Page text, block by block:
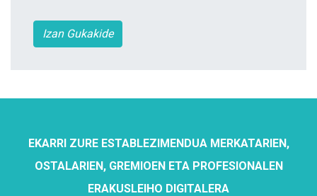
Izan Gukakide
EKARRI ZURE ESTABLEZIMENDUA MERKATARIEN,
OSTALARIEN, GREMIOEN ETA PROFESIONALEN
ERAKUSLEIHO DIGITALERA